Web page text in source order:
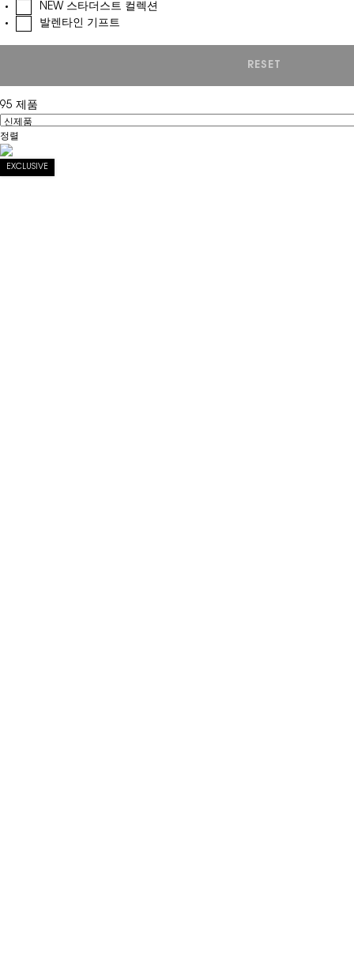
NEW 스타더스트 컬렉션
발렌타인 기프트
RESET
95 제품
정렬
Filter menu
EXCLUSIVE